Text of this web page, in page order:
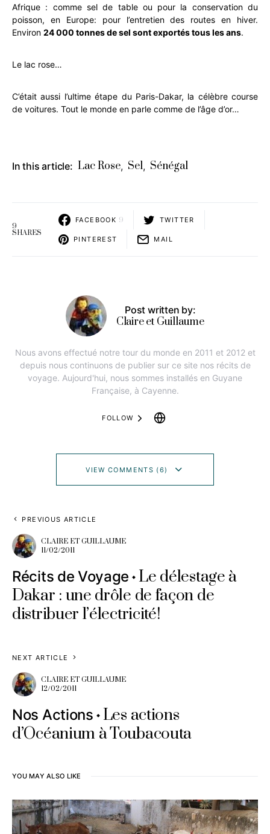
Afrique : comme sel de table ou pour la conservation du
poisson, en Europe: pour l’entretien des routes en hiver.
Environ 24 000 tonnes de sel sont exportés tous les ans.
Le lac rose…
C’était aussi l’ultime étape du Paris-Dakar, la célèbre course
de voitures. Tout le monde en parle comme de l’âge d’or…
In this article: Lac Rose, Sel, Sénégal
9
SHARES
FACEBOOK 9 TWITTER
PINTEREST MAIL
Post written by:
Claire et Guillaume
Nous avons effectué notre tour du monde en 2011 et 2012 et
depuis nous continuons de publier sur ce site nos récits de
voyage. Aujourd'hui, nous sommes installés en Guyane
Française, à Cayenne.
FOLLOW
VIEW COMMENTS (6)
PREVIOUS ARTICLE
CLAIRE ET GUILLAUME
11/02/2011
Récits de Voyage Le délestage à
Dakar : une drôle de façon de
distribuer l’électricité!
NEXT ARTICLE
CLAIRE ET GUILLAUME
12/02/2011
Nos Actions Les actions
d’Océanium à Toubacouta
YOU MAY ALSO LIKE